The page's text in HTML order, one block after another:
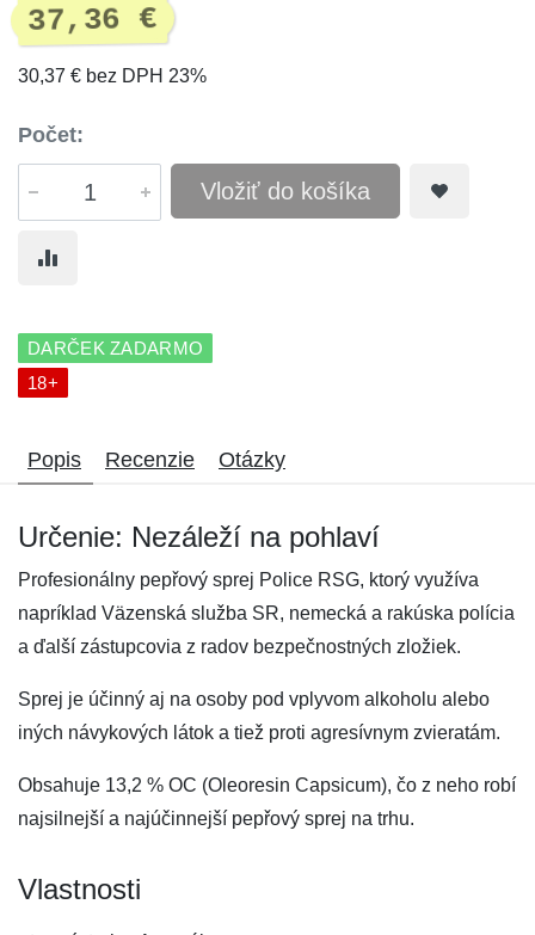
37,36 €
30,37 € bez DPH 23%
Počet:
Vložiť do košíka
DARČEK ZADARMO
18+
Popis Recenzie Otázky
Určenie: Nezáleží na pohlaví
Profesionálny pepřový sprej Police RSG, ktorý využíva
napríklad Väzenská služba SR, nemecká a rakúska polícia
a ďalší zástupcovia z radov bezpečnostných zložiek.
Sprej je účinný aj na osoby pod vplyvom alkoholu alebo
iných návykových látok a tiež proti agresívnym zvieratám.
Obsahuje 13,2 % OC (Oleoresin Capsicum), čo z neho robí
najsilnejší a najúčinnejší pepřový sprej na trhu.
Vlastnosti